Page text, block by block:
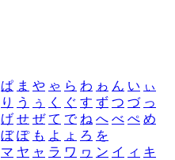
ぱ ま や ゃ ら わ ゎ ん い ぃ
り う ぅ く ぐ す ず つ づ っ
げ せ ぜ て で ね へ べ ぺ め
ぼ ぽ も よ ょ ろ を
マ ヤ ャ ラ ワ ヮ ン イ ィ キ